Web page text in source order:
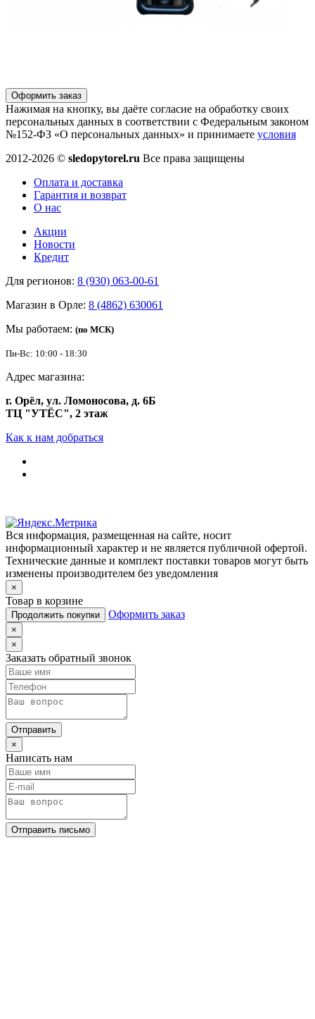
Оформить заказ
Нажимая на кнопку, вы даёте согласие на обработку своих
персональных данных в соответствии с Федеральным законом
№152-ФЗ «О персональных данных» и принимаете условия
2012-2026 © sledopytorel.ru Все права защищены
Оплата и доставка
Гарантия и возврат
О нас
Акции
Новости
Кредит
Для регионов: 8 (930) 063-00-61
Магазин в Орле: 8 (4862) 630061
Мы работаем: (по МСК)
Пн-Вс: 10:00 - 18:30
Адрес магазина:
г. Орёл, ул. Ломоносова, д. 6Б
ТЦ "УТЁС", 2 этаж
Как к нам добраться
Вся информация, размещенная на сайте, носит
информационный характер и не является публичной офертой.
Технические данные и комплект поставки товаров могут быть
изменены производителем без уведомления
×
Товар в корзине
Продолжить покупки Оформить заказ
×
×
Заказать обратный звонок
Отправить
×
Написать нам
Отправить письмо